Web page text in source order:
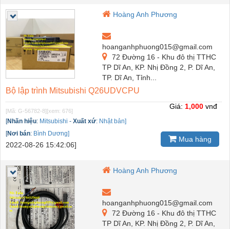
Hoàng Anh Phương
hoanganhphuong015@gmail.com
72 Đường 16 - Khu đô thị TTHC
TP Dĩ An, KP. Nhị Đồng 2, P. Dĩ An,
TP. Dĩ An, Tỉnh...
Bộ lập trình Mitsubishi Q26UDVCPU
[Mã: G-56782-8] [xem: 676]
[Nhãn hiệu: Mitsubishi - Xuất xứ: Nhật bản]
[Nơi bán: Bình Dương]
2022-08-26 15:42:06]
Giá: 1,000 vnđ
Mua hàng
Hoàng Anh Phương
hoanganhphuong015@gmail.com
72 Đường 16 - Khu đô thị TTHC
TP Dĩ An, KP. Nhị Đồng 2, P. Dĩ An,